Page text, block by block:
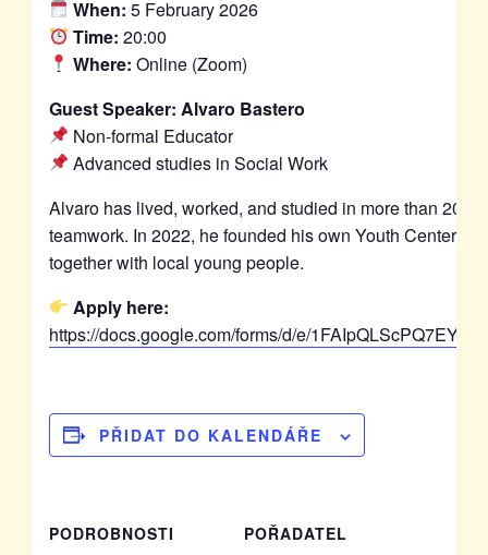
When: 5 February 2026
Time: 20:00
Where: Online (Zoom)
Guest Speaker: Alvaro Bastero
Non-formal Educator
Advanced studies in Social Work
Alvaro has lived, worked, and studied in more than 20
teamwork. In 2022, he founded his own Youth Center
together with local young people.
Apply here:
https://docs.google.com/forms/d/e/
PŘIDAT DO KALENDÁŘE
PODROBNOSTI
POŘADATEL